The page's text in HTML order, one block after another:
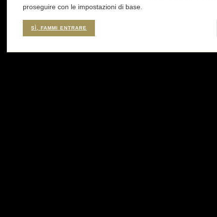
proseguire con le impostazioni di base.
SÌ, FAMMI ENTRARE